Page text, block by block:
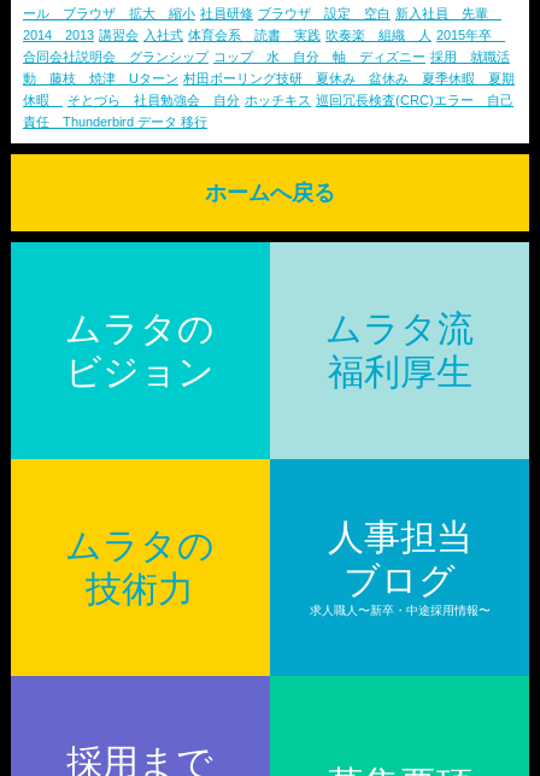
ール ブラウザ 拡大 縮小 社員研修 ブラウザ 設定 空白 新入社員 先輩
2014 2013 講習会 入社式 体育会系 読書 実践 吹奏楽 組織 人 2015年卒
合同会社説明会 グランシップ コップ 水 自分 軸 ディズニー 採用 就職活
動 藤枝 焼津 Uターン 村田ボーリング技研 夏休み 盆休み 夏季休暇 夏期
休暇
そとづら 社員勉強会 自分 ホッチキス 巡回冗長検査(CRC)エラー 自己
責任 Thunderbird データ 移行
ホームへ戻る
ムラタの
ビジョン
ムラタ流
福利厚生
ムラタの
技術力
人事担当
ブログ
求人職人〜新卒・中途採用情報〜
採用まで